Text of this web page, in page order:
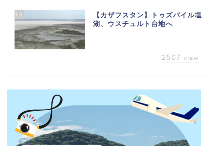
10
【カザフスタン】トゥズバイル塩
湖、ウスチュルト台地へ
2507 view